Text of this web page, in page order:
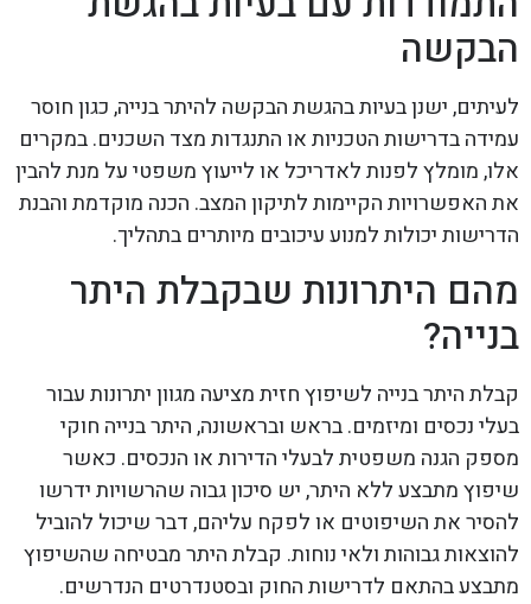
הבקשה
לעיתים, ישנן בעיות בהגשת הבקשה להיתר בנייה, כגון חוסר
עמידה בדרישות הטכניות או התנגדות מצד השכנים. במקרים
אלו, מומלץ לפנות לאדריכל או לייעוץ משפטי על מנת להבין
את האפשרויות הקיימות לתיקון המצב. הכנה מוקדמת והבנת
הדרישות יכולות למנוע עיכובים מיותרים בתהליך.
מהם היתרונות שבקבלת היתר
בנייה?
קבלת היתר בנייה לשיפוץ חזית מציעה מגוון יתרונות עבור
בעלי נכסים ומיזמים. בראש ובראשונה, היתר בנייה חוקי
מספק הגנה משפטית לבעלי הדירות או הנכסים. כאשר
שיפוץ מתבצע ללא היתר, יש סיכון גבוה שהרשויות ידרשו
להסיר את השיפוטים או לפקח עליהם, דבר שיכול להוביל
להוצאות גבוהות ולאי נוחות. קבלת היתר מבטיחה שהשיפוץ
מתבצע בהתאם לדרישות החוק ובסטנדרטים הנדרשים.